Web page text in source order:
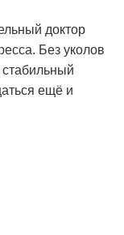
доктор
Без уколов
стабильный
ещё и